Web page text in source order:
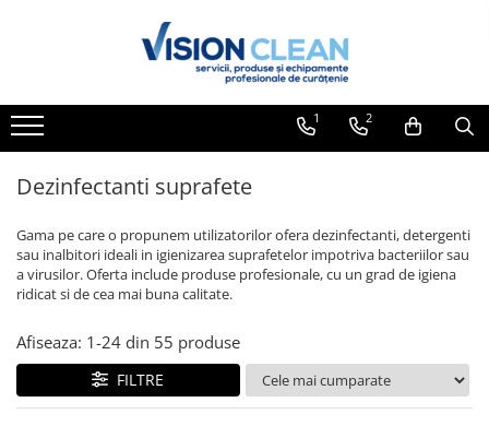
Aspiratoare si masini curatenie
Aspiratoare industriale
Aspiratoare injectie - extractie
Aspiratoare profesionale de lichide
si praf
Masini de curatat si aspirat
Maturatori
1 2
Dezinfectanti suprafete
Gama pe care o propunem utilizatorilor ofera dezinfectanti, detergenti
sau inalbitori ideali in igienizarea suprafetelor impotriva bacteriilor sau
a virusilor. Oferta include produse profesionale, cu un grad de igiena
ridicat si de cea mai buna calitate.
Afiseaza: 1-24 din 55 produse
FILTRE